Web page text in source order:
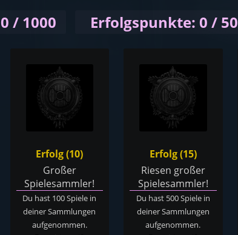
0 / 1000 Erfolgspunkte: 0 / 50
Erfolg (10)
Großer
Spielesammler!
Du hast 100 Spiele in
deiner Sammlungen
aufgenommen.
Erfolg (15)
Riesen großer
Spielesammler!
Du hast 500 Spiele in
deiner Sammlungen
aufgenommen.